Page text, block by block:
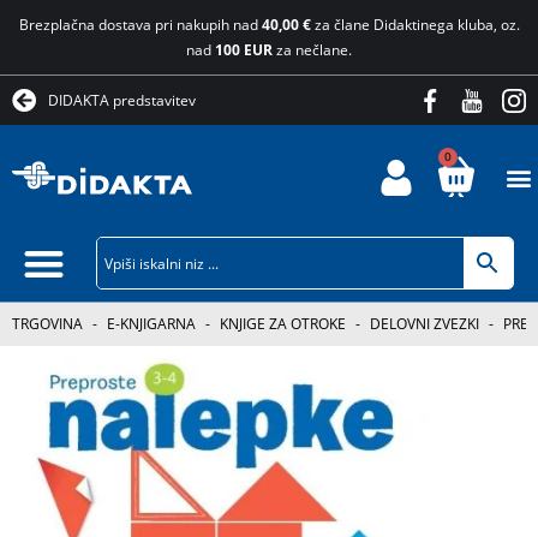
Brezplačna dostava pri nakupih nad40,00 €za člane Didaktinega kluba, oz.
nad 100 EURza nečlane.
DIDAKTA predstavitev
0
TRGOVINA - E-KNJIGARNA - KNJIGE ZA OTROKE - DELOVNI ZVEZKI -